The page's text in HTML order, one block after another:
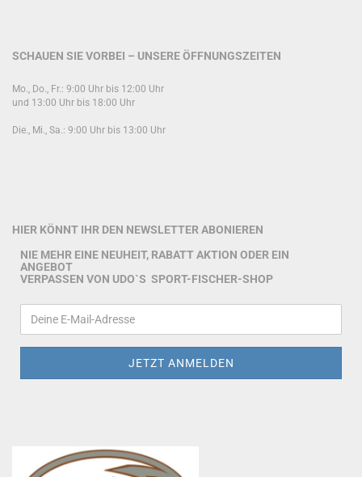
SCHAUEN SIE VORBEI – UNSERE ÖFFNUNGSZEITEN
Mo., Do., Fr.: 9:00 Uhr bis 12:00 Uhr
und 13:00 Uhr bis 18:00 Uhr
Die., Mi., Sa.: 9:00 Uhr bis 13:00 Uhr
HIER KÖNNT IHR DEN NEWSLETTER ABONIEREN
NIE MEHR EINE NEUHEIT, RABATT AKTION ODER EIN
ANGEBOT
VERPASSEN VON UDO`S SPORT-FISCHER-SHOP